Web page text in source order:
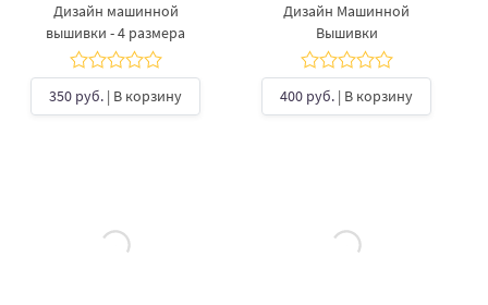
Дизайн машинной
вышивки - 4 размера
350 руб. | В корзину
Дизайн Машинной
Вышивки
400 руб. | В корзину